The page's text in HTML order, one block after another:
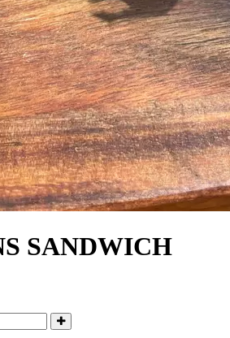
SANDWICH